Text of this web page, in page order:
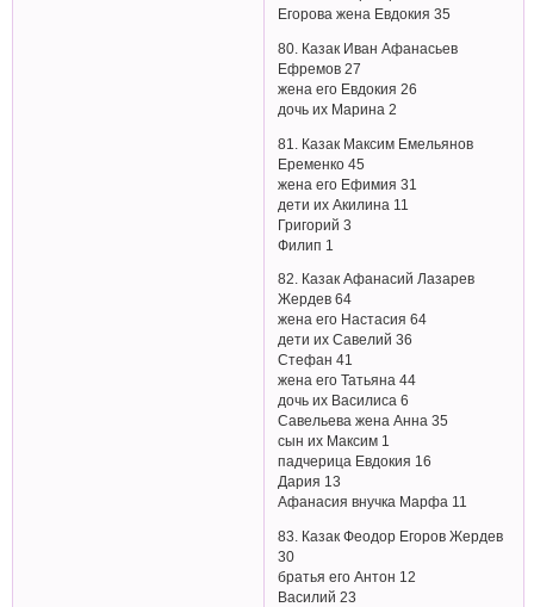
Егорова жена Евдокия 35
80. Казак Иван Афанасьев
Ефремов 27
жена его Евдокия 26
дочь их Марина 2
81. Казак Максим Емельянов
Еременко 45
жена его Ефимия 31
дети их Акилина 11
Григорий 3
Филип 1
82. Казак Афанасий Лазарев
Жердев 64
жена его Настасия 64
дети их Савелий 36
Стефан 41
жена его Татьяна 44
дочь их Василиса 6
Савельева жена Анна 35
сын их Максим 1
падчерица Евдокия 16
Дария 13
Афанасия внучка Марфа 11
83. Казак Феодор Егоров Жердев
30
братья его Антон 12
Василий 23